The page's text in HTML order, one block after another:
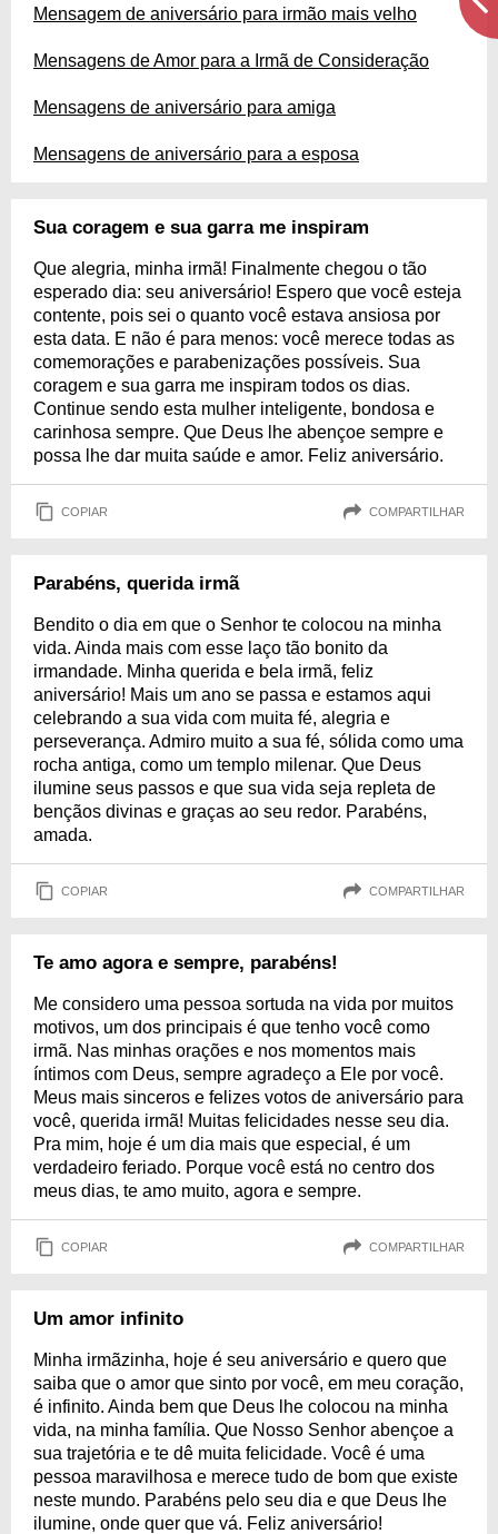
Mensagem de aniversário para irmão mais velho
Mensagens de Amor para a Irmã de Consideração
Mensagens de aniversário para amiga
Mensagens de aniversário para a esposa
Sua coragem e sua garra me inspiram
Que alegria, minha irmã! Finalmente chegou o tão
esperado dia: seu aniversário! Espero que você esteja
contente, pois sei o quanto você estava ansiosa por
esta data. E não é para menos: você merece todas as
comemorações e parabenizações possíveis. Sua
coragem e sua garra me inspiram todos os dias.
Continue sendo esta mulher inteligente, bondosa e
carinhosa sempre. Que Deus lhe abençoe sempre e
possa lhe dar muita saúde e amor. Feliz aniversário.
COPIAR COMPARTILHAR
Parabéns, querida irmã
Bendito o dia em que o Senhor te colocou na minha
vida. Ainda mais com esse laço tão bonito da
irmandade. Minha querida e bela irmã, feliz
aniversário! Mais um ano se passa e estamos aqui
celebrando a sua vida com muita fé, alegria e
perseverança. Admiro muito a sua fé, sólida como uma
rocha antiga, como um templo milenar. Que Deus
ilumine seus passos e que sua vida seja repleta de
bençãos divinas e graças ao seu redor. Parabéns,
amada.
COPIAR COMPARTILHAR
Te amo agora e sempre, parabéns!
Me considero uma pessoa sortuda na vida por muitos
motivos, um dos principais é que tenho você como
irmã. Nas minhas orações e nos momentos mais
íntimos com Deus, sempre agradeço a Ele por você.
Meus mais sinceros e felizes votos de aniversário para
você, querida irmã! Muitas felicidades nesse seu dia.
Pra mim, hoje é um dia mais que especial, é um
verdadeiro feriado. Porque você está no centro dos
meus dias, te amo muito, agora e sempre.
COPIAR COMPARTILHAR
Um amor infinito
Minha irmãzinha, hoje é seu aniversário e quero que
saiba que o amor que sinto por você, em meu coração,
é infinito. Ainda bem que Deus lhe colocou na minha
vida, na minha família. Que Nosso Senhor abençoe a
sua trajetória e te dê muita felicidade. Você é uma
pessoa maravilhosa e merece tudo de bom que existe
neste mundo. Parabéns pelo seu dia e que Deus lhe
ilumine, onde quer que vá. Feliz aniversário!